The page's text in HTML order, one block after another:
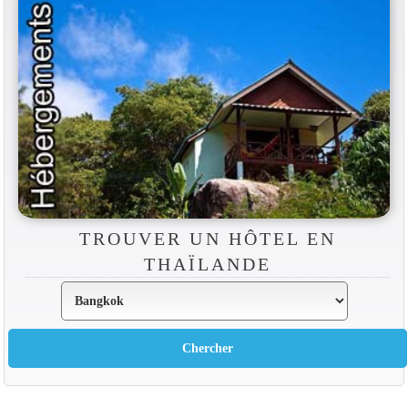
TROUVER UN HÔTEL EN
THAÏLANDE